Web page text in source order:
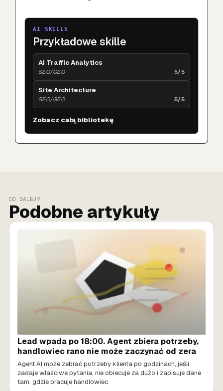
AI SKILLS
Przykładowe skille
AI Traffic Analytics
SEO/GEO 5/5
Site Architecture
SEO/GEO 5/5
Zobacz całą bibliotekę
CO DALEJ?
Podobne artykuły
SPRZEDAŻ AI
Lead wpada po 18:00. Agent zbiera potrzeby,
handlowiec rano nie może zaczynać od zera
Agent AI może zebrać potrzeby klienta po godzinach, jeśli
zadaje właściwe pytania, nie obiecuje za dużo i zapisuje dane
tam, gdzie pracuje handlowiec.